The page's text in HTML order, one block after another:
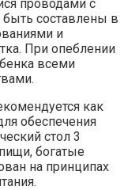
проводами с
составлены в
и
При опеблении
всеми
как
обеспечения
стол 3
богатые
на принципах